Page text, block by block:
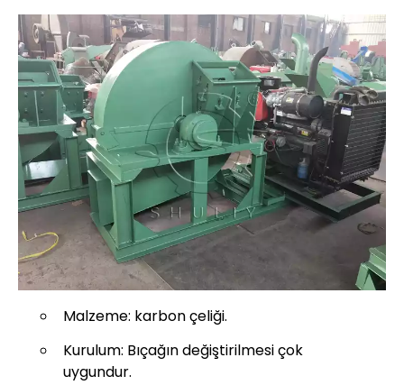
Malzeme: karbon çeliği.
Kurulum: Bıçağın değiştirilmesi çok
uygundur.